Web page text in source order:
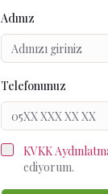
Adınız
Telefonunuz
KVKK
ediyorum.